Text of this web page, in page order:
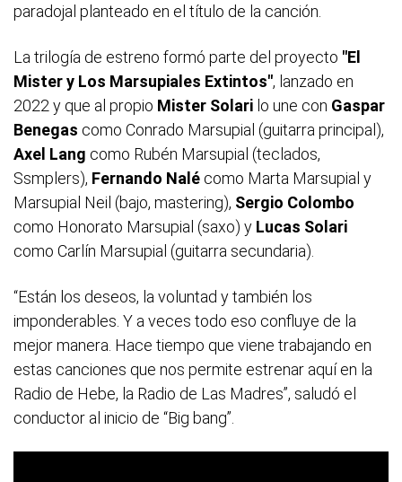
paradojal planteado en el título de la canción.
La trilogía de estreno formó parte del proyecto "El
Mister y Los Marsupiales Extintos", lanzado en
2022 y que al propio Mister Solari lo une con Gaspar
Benegas como Conrado Marsupial (guitarra principal),
Axel Lang como Rubén Marsupial (teclados,
Ssmplers), Fernando Nalé como Marta Marsupial y
Marsupial Neil (bajo, mastering), Sergio Colombo
como Honorato Marsupial (saxo) y Lucas Solari
como Carlín Marsupial (guitarra secundaria).
“Están los deseos, la voluntad y también los
imponderables. Y a veces todo eso confluye de la
mejor manera. Hace tiempo que viene trabajando en
estas canciones que nos permite estrenar aquí en la
Radio de Hebe, la Radio de Las Madres”, saludó el
conductor al inicio de “Big bang”.